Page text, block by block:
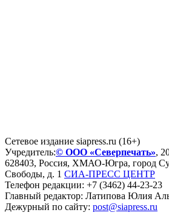
Сетевое издание siapress.ru (16+)
Учредитель:© ООО «Северпечать»,
628403, Россия, ХМАО-Югра, город
Свободы, д. 1 СИА-ПРЕСС ЦЕНТР
Телефон редакции: +7 (3462) 44-23-23
Главный редактор: Латипова Юлия
Дежурный по сайту: post@siapress.ru